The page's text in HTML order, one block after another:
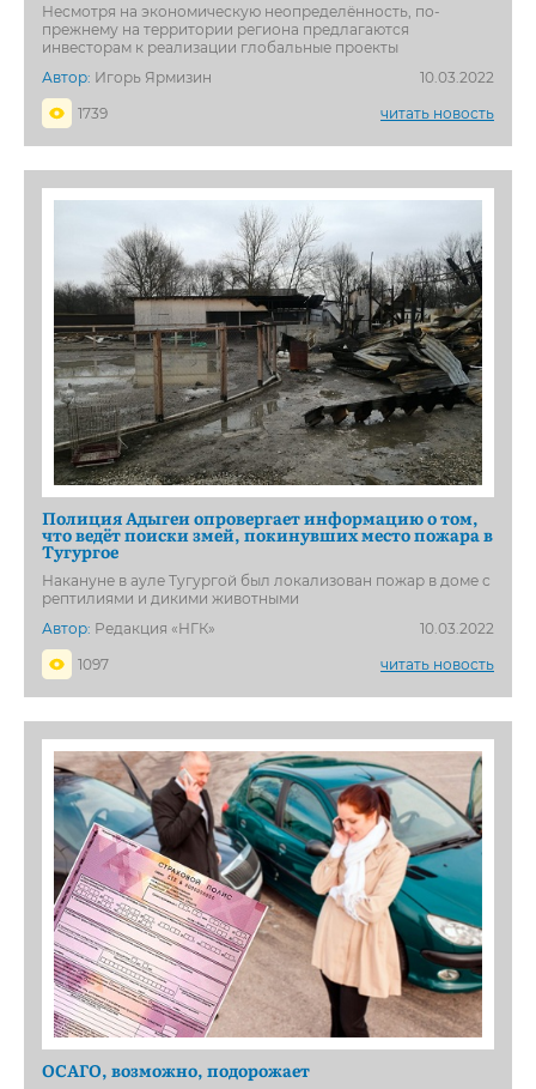
Несмотря на экономическую неопределённость, по-
прежнему на территории региона предлагаются
инвесторам к реализации глобальные проекты
Автор: Игорь Ярмизин
10.03.2022
1739
читать новость
Полиция Адыгеи опровергает информацию о том,
что ведёт поиски змей, покинувших место пожара в
Тугургое
Накануне в ауле Тугургой был локализован пожар в доме с
рептилиями и дикими животными
Автор: Редакция «НГК»
10.03.2022
1097
читать новость
ОСАГО, возможно, подорожает